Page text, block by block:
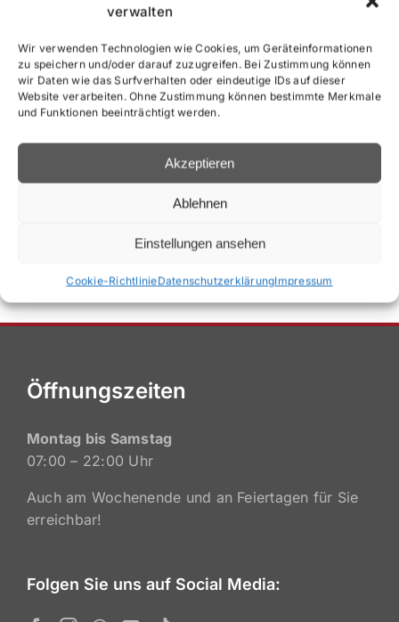
verwalten
Wir verwenden Technologien wie Cookies, um Geräteinformationen
zu speichern und/oder darauf zuzugreifen. Bei Zustimmung können
wir Daten wie das Surfverhalten oder eindeutige IDs auf dieser
Website verarbeiten. Ohne Zustimmung können bestimmte Merkmale
und Funktionen beeinträchtigt werden.
Akzeptieren
Ablehnen
Einstellungen ansehen
Cookie-RichtlinieDatenschutzerklärungImpressum
Save my name, email, and website in this
browser for the next time I comment.
Öffnungszeiten
Montag bis Samstag
07:00 – 22:00 Uhr
Auch am Wochenende und an Feiertagen für Sie
erreichbar!
Folgen Sie uns auf Social Media: